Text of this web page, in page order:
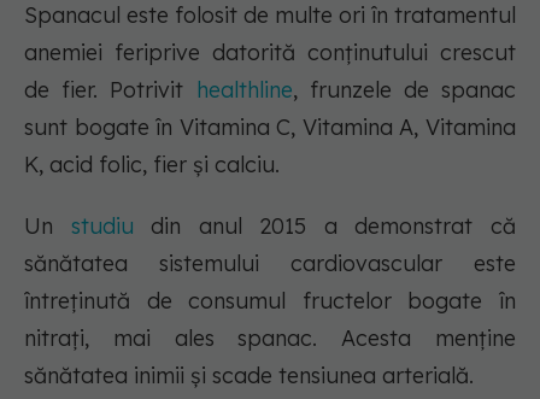
Spanacul este folosit de multe ori în tratamentul
anemiei feriprive datorită conținutului crescut
de fier. Potrivit healthline, frunzele de spanac
sunt bogate în Vitamina C, Vitamina A, Vitamina
K, acid folic, fier și calciu.
Un studiu din anul 2015 a demonstrat că
sănătatea sistemului cardiovascular este
întreținută de consumul fructelor bogate în
nitrați, mai ales spanac. Acesta menține
sănătatea inimii și scade tensiunea arterială.